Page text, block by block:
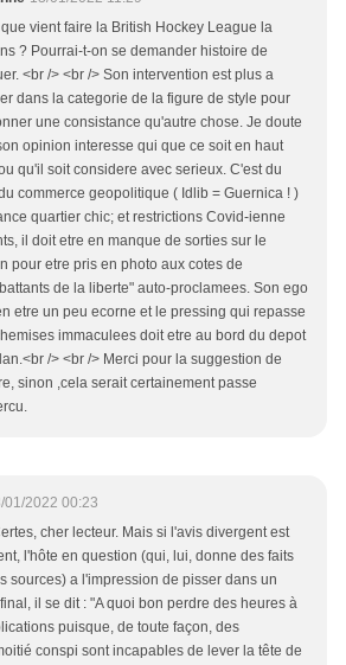
que vient faire la British Hockey League la
? Pourrai-t-on se demander histoire de
<br /> <br /> Son intervention est plus a
dans la categorie de la figure de style pour
une consistance qu'autre chose. Je doute
opinion interesse qui que ce soit en haut
qu'il soit considere avec serieux. C'est du
commerce geopolitique ( Idlib = Guernica ! )
quartier chic; et restrictions Covid-ienne
il doit etre en manque de sorties sur le
pour etre pris en photo aux cotes de
de la liberte" auto-proclamees. Son ego
etre un peu ecorne et le pressing qui repasse
immaculees doit etre au bord du depot
/> <br /> Merci pour la suggestion de
sinon ,cela serait certainement passe
01/2022 00:23
cher lecteur. Mais si l'avis divergent est
l'hôte en question (qui, lui, donne des faits
sources) a l'impression de pisser dans un
il se dit : "A quoi bon perdre des heures à
puisque, de toute façon, des
conspi sont incapables de lever la tête de